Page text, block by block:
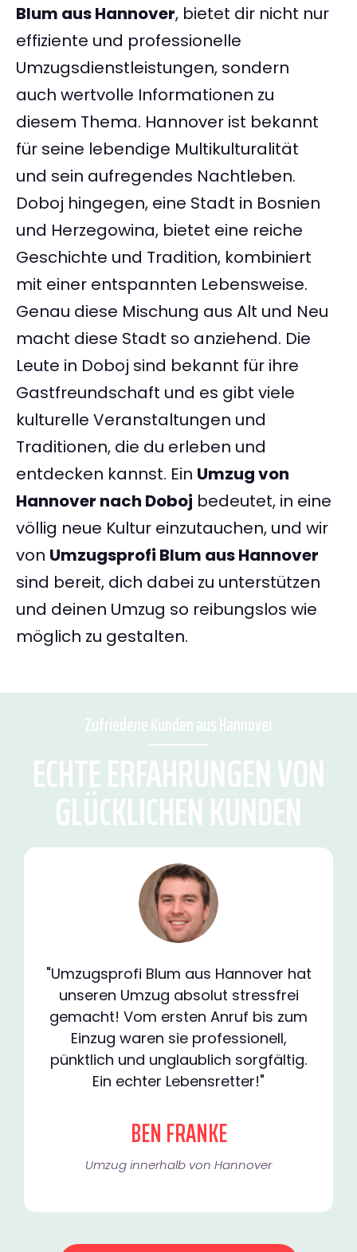
Blum aus Hannover, bietet dir nicht nur
effiziente und professionelle
Umzugsdienstleistungen, sondern
auch wertvolle Informationen zu
diesem Thema. Hannover ist bekannt
für seine lebendige Multikulturalität
und sein aufregendes Nachtleben.
Doboj hingegen, eine Stadt in Bosnien
und Herzegowina, bietet eine reiche
Geschichte und Tradition, kombiniert
mit einer entspannten Lebensweise.
Genau diese Mischung aus Alt und Neu
macht diese Stadt so anziehend. Die
Leute in Doboj sind bekannt für ihre
Gastfreundschaft und es gibt viele
kulturelle Veranstaltungen und
Traditionen, die du erleben und
entdecken kannst. Ein Umzug von
Hannover nach Doboj bedeutet, in eine
völlig neue Kultur einzutauchen, und wir
von Umzugsprofi Blum aus Hannover
sind bereit, dich dabei zu unterstützen
und deinen Umzug so reibungslos wie
möglich zu gestalten.
Zufriedene Kunden aus Hannover
ECHTE ERFAHRUNGEN VON
GLÜCKLICHEN KUNDEN
"Umzugsprofi Blum aus Hannover hat
unseren Umzug absolut stressfrei
gemacht! Vom ersten Anruf bis zum
Einzug waren sie professionell,
pünktlich und unglaublich sorgfältig.
Ein echter Lebensretter!"
BEN FRANKE
Umzug innerhalb von Hannover​